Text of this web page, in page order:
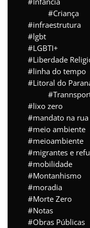
Criança
infraestrutura
lgbt
LGBTI+
Liberdade
linha do tempo
Litoral do
lixo zero
mandato na rua
meio ambiente
meioambiente
migrantes e
mobilidade
Montanhismo
moradia
Morte Zero
Notas
Obras Públicas